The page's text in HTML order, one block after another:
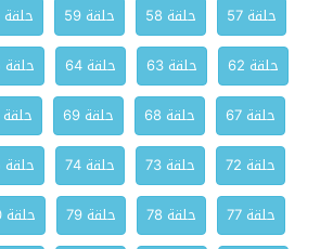
حلقة 57
حلقة 58 حلقة 59 حلقة 60
حلقة 62
حلقة 63 حلقة 64 حلقة 65
حلقة 67
حلقة 68 حلقة 69 حلقة 70
حلقة 72
حلقة 73 حلقة 74 حلقة 75
حلقة 77
حلقة 78 حلقة 79 حلقة 80